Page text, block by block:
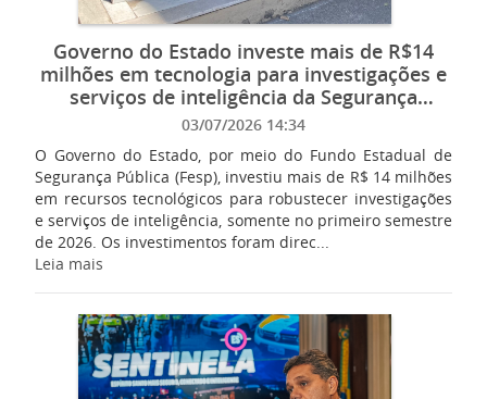
Governo do Estado investe mais de R$14
milhões em tecnologia para investigações e
serviços de inteligência da Segurança
Pública
03/07/2026 14:34
O Governo do Estado, por meio do Fundo Estadual de
Segurança Pública (Fesp), investiu mais de R$ 14 milhões
em recursos tecnológicos para robustecer investigações
e serviços de inteligência, somente no primeiro semestre
de 2026. Os investimentos foram direc...
Leia mais